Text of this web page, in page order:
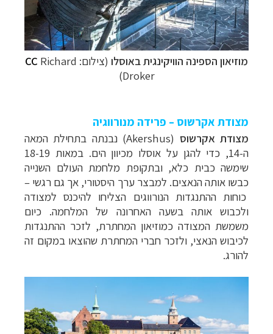
מוזיאון הספינה הוויקינגית באוסלו (צילום: CC Richard
Droker)
מצודת אקרשוס – פרידה מנורווגיה
מצודת אקרשוס (
Akershus) נבנתה בתחילת המאה
ה-14, כדי להגן על אוסלו מכיוון הים. במאות 18-19
שימשה כבית כלא, ובתקופת מלחמת העולם השנייה
כבשו אותה הנאצים. למבצר ערך היסטורי, אך גם רגשי –
כוחות ההתנגדות הנורווגים הצליחו להיכנס למצודה
ולכבוש אותה בשעה האחרונה של המלחמה. כיום
משמשת המצודה כמוזיאון המחתרת, לזכר ההתנגדות
לכיבוש הנאצי, ולזכר חברי המחתרת שהוצאו במקום זה
להורג.